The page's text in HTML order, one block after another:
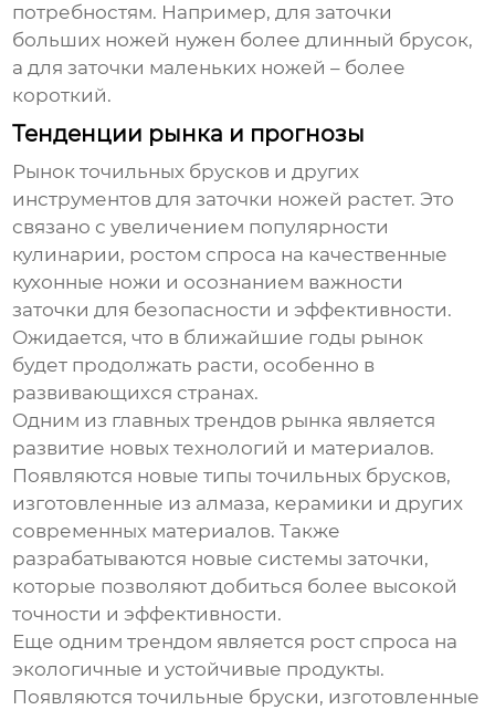
потребностям. Например, для заточки
больших ножей нужен более длинный брусок,
а для заточки маленьких ножей – более
короткий.
Тенденции рынка и прогнозы
Рынокточильных брусков и других
инструментов для заточки ножей растет. Это
связано с увеличением популярности
кулинарии, ростом спроса на качественные
кухонные ножи и осознанием важности
заточки для безопасности и эффективности.
Ожидается, что в ближайшие годы рынок
будет продолжать расти, особенно в
развивающихся странах.
Одним из главных трендов рынка является
развитие новых технологий и материалов.
Появляются новые типыточильных брусков,
изготовленные из алмаза, керамики и других
современных материалов. Также
разрабатываются новые системы заточки,
которые позволяют добиться более высокой
точности и эффективности.
Еще одним трендом является рост спроса на
экологичные и устойчивые продукты.
Появляютсяточильные бруски, изготовленные